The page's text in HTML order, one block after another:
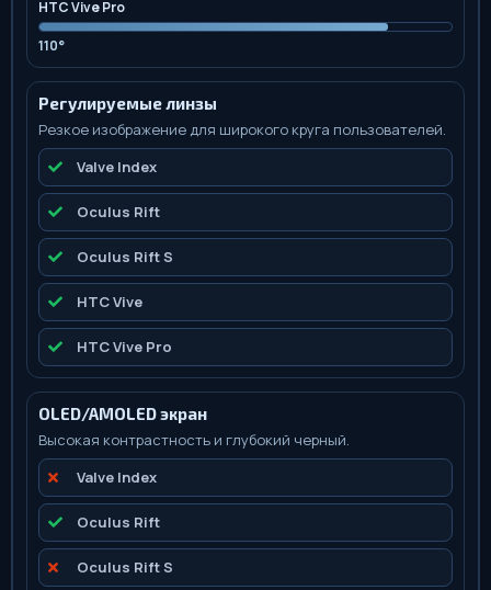
HTC Vive Pro
110°
Регулируемые линзы
Резкое изображение для широкого круга пользователей.
Valve Index
Oculus Rift
Oculus Rift S
HTC Vive
HTC Vive Pro
OLED/AMOLED экран
Высокая контрастность и глубокий черный.
Valve Index
Oculus Rift
Oculus Rift S